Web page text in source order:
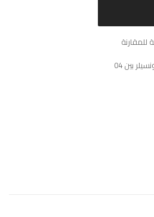
للمقارنة
بين 04